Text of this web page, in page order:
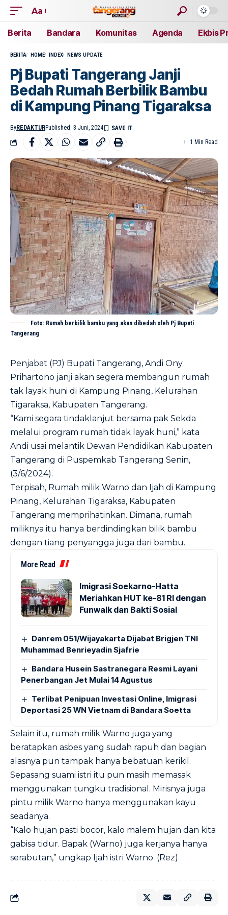
Aa
Berita Bandara Komunitas Agenda Ekbis
BERITA HOME INDEX NEWS UPDATE
Pj Bupati Tangerang Janji
Bedah Rumah Berbilik Bambu
di Kampung Pinang Tigaraksa
ByREDAKTURPublished: 3 Juni, 2024
1 Min Read
Foto: Rumah berbilik bambu yang akan dibedah oleh Pj Bupati
Tangerang
Penjabat (PJ) Bupati Tangerang, Andi Ony
Prihartono janji akan segera membangun rumah
tak layak huni di Kampung Pinang, Kelurahan
Tigaraksa, Kabupaten Tangerang.
“Kami segara tindaklanjut bersama pak Sekda
melalui program rumah tidak layak huni,” kata
Andi usai melantik Dewan Pendidikan Kabupaten
Tangerang di Puspemkab Tangerang Senin,
(3/6/2024).
Terpisah, Rumah milik Warno dan Ijah di Kampung
Pinang, Kelurahan Tigaraksa, Kabupaten
Tangerang memprihatinkan. Dimana, rumah
miliknya itu hanya berdindingkan bilik bambu
dengan tiang penyangga juga dari bambu.
More Read
Imigrasi Soekarno-Hatta
Meriahkan HUT ke-81 RI dengan
Funwalk dan Bakti Sosial
Danrem 051/Wijayakarta Dijabat Brigjen TNI
Muhammad Benrieyadin Sjafrie
Bandara Husein Sastranegara Resmi Layani
Penerbangan Jet Mulai 14 Agustus
Terlibat Penipuan Investasi Online, Imigrasi
Deportasi 25 WN Vietnam di Bandara Soetta
Selain itu, rumah milik Warno juga yang
beratapkan asbes yang sudah rapuh dan bagian
alasnya pun tampak hanya bebatuan kerikil.
Sepasang suami istri itu pun masih memasak
menggunakan tungku tradisional. Mirisnya juga
pintu milik Warno hanya menggunakan kayu
seadanya.
“Kalo hujan pasti bocor, kalo malem hujan dan kita
gabisa tidur. Bapak (Warno) juga kerjanya hanya
serabutan,” ungkap Ijah istri Warno. (Rez)